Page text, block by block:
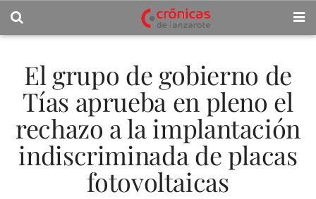
El grupo de gobierno de
Tías aprueba en pleno el
rechazo a la implantación
indiscriminada de placas
fotovoltaicas